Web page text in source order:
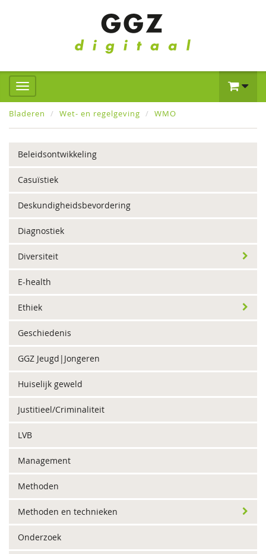
Bladeren Wet- en regelgeving WMO
Beleidsontwikkeling
Casuïstiek
Deskundigheidsbevordering
Diagnostiek
Diversiteit
E-health
Ethiek
Geschiedenis
GGZ Jeugd|Jongeren
Huiselijk geweld
Justitieel/Criminaliteit
LVB
Management
Methoden
Methoden en technieken
Onderzoek